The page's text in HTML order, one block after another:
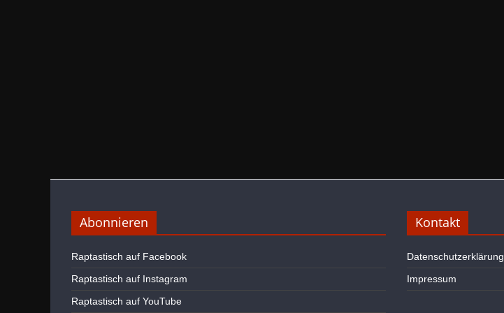
Abonnieren
Raptastisch auf Facebook
Raptastisch auf Instagram
Raptastisch auf YouTube
Kontakt
Datenschutzerklärung
Impressum